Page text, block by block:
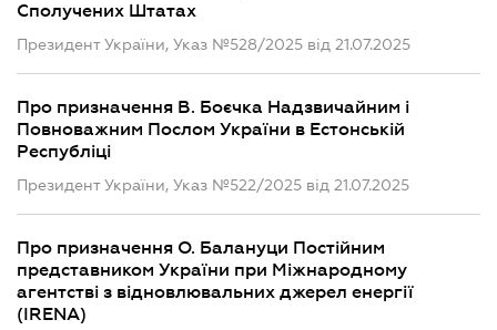
Сполучених Штатах
Президент України, Указ №528/2025 від 21.07.2025
Про призначення В. Боєчка Надзвичайним і
Повноважним Послом України в Естонській
Республіці
Президент України, Указ №522/2025 від 21.07.2025
Про призначення О. Балануци Постійним
представником України при Міжнародному
агентстві з відновлювальних джерел енергії
(IRENA)